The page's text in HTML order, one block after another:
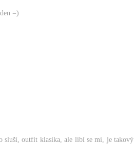
=)
sluší, outfit klasika, ale líbí se mi, je takový